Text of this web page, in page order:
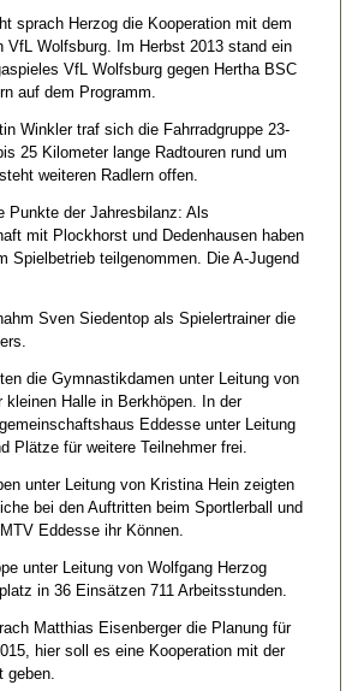
sprach Herzog die Kooperation mit dem
VfL Wolfsburg. Im Herbst 2013 stand ein
VfL Wolfsburg gegen Hertha BSC
auf dem Programm.
Winkler traf sich die Fahrradgruppe 23-
25 Kilometer lange Radtouren rund um
weiteren Radlern offen.
Punkte der Jahresbilanz: Als
mit Plockhorst und Dedenhausen haben
Spielbetrieb teilgenommen. Die A-Jugend
Sven Siedentop als Spielertrainer die
die Gymnastikdamen unter Leitung von
kleinen Halle in Berkhöpen. In der
Eddesse unter Leitung
Plätze für weitere Teilnehmer frei.
unter Leitung von Kristina Hein zeigten
bei den Auftritten beim Sportlerball und
Eddesse ihr Können.
unter Leitung von Wolfgang Herzog
in 36 Einsätzen 711 Arbeitsstunden.
Matthias Eisenberger die Planung für
hier soll es eine Kooperation mit der